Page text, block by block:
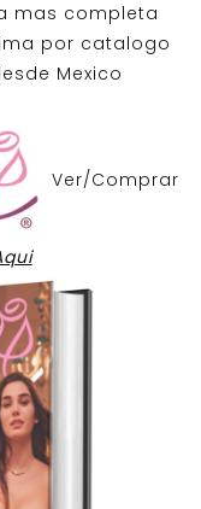
mas completa
por catalogo
Mexico
Ver/Comprar